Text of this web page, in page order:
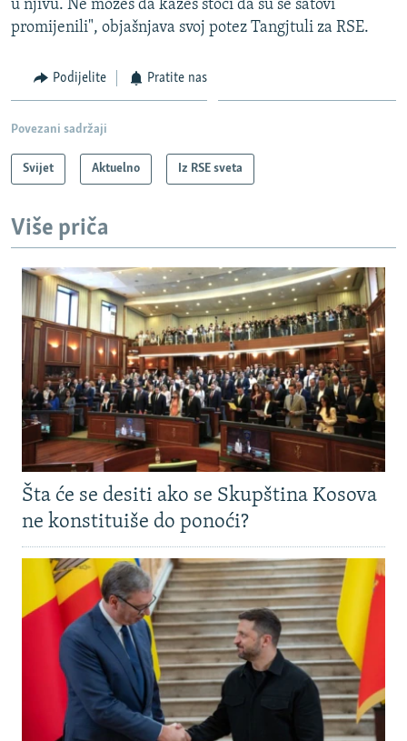
u njivu. Ne možeš da kažeš stoci da su se satovi
promijenili", objašnjava svoj potez Tangjtuli za RSE.
Podijelite Pratite nas
Povezani sadržaji
Svijet Aktuelno Iz RSE sveta
Više priča
Šta će se desiti ako se Skupština Kosova
ne konstituiše do ponoći?